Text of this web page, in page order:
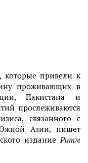
которые привели к
проживающих в
Пакистана и
прослеживаются
связанного с
Азии, пишет
изданиеРитм